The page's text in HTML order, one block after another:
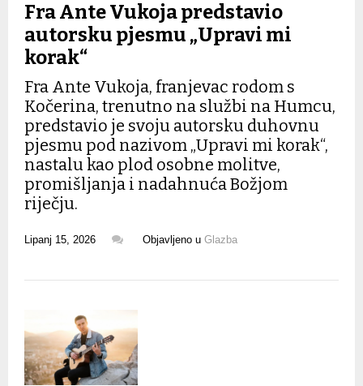
Fra Ante Vukoja predstavio
autorsku pjesmu „Upravi mi
korak“
Fra Ante Vukoja, franjevac rodom s
Kočerina, trenutno na službi na Humcu,
predstavio je svoju autorsku duhovnu
pjesmu pod nazivom „Upravi mi korak“,
nastalu kao plod osobne molitve,
promišljanja i nadahnuća Božjom
riječju.
Lipanj 15, 2026 Objavljeno u Glazba